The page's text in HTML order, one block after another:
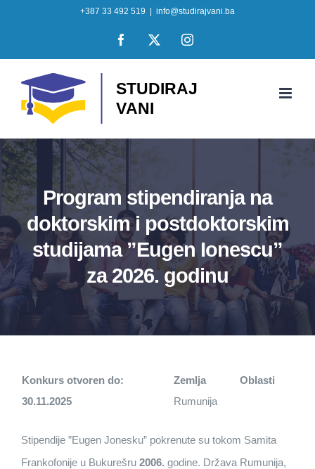
+387 33 492 519 info@studirajvani.ba
Facebook
X Instagram
Program stipendiranja na
doktorskim i postdoktorskim
studijama ”Eugen Ionescu”
za 2026. godinu
Konkurs otvoren do: Zemlja
Oblasti
30.11.2025
Rumunija
Stipendije ”Eugen Jonesku” pokrenute su tokom Samita
Frankofonije u Bukurešru 2006. godine. Država Rumunija,